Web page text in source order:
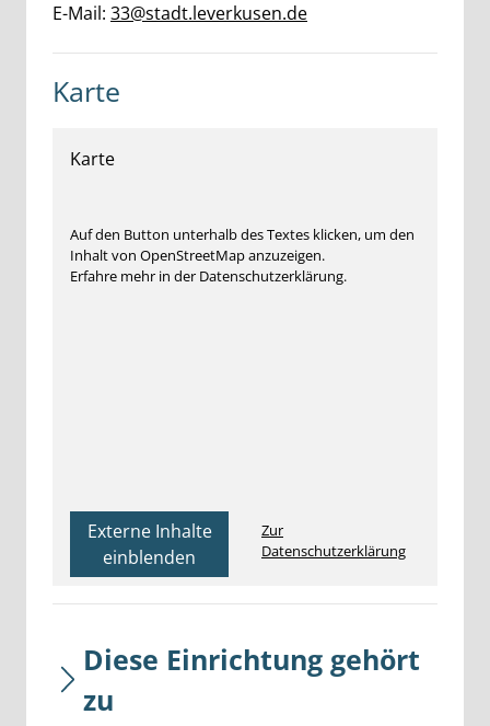
E-Mail: 33@stadt.leverkusen.de
Karte
Karte
Auf den Button unterhalb des Textes klicken, um den
Inhalt von OpenStreetMap anzuzeigen.
Erfahre mehr in der Datenschutzerklärung.
Externe Inhalte
einblenden
Zur
Datenschutzerklärung
Diese Einrichtung gehört
zu